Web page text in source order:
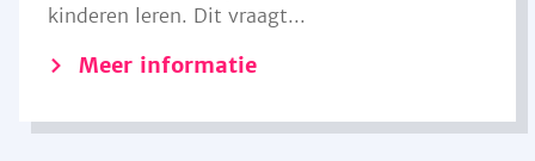
kinderen leren. Dit vraagt...
Meer informatie